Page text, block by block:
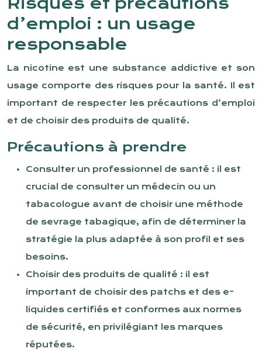
d’emploi : un usage
responsable
La nicotine est une substance addictive et son
usage comporte des risques pour la santé. Il est
important de respecter les précautions d’emploi
et de choisir des produits de qualité.
Précautions à prendre
Consulter un professionnel de santé : il est
crucial de consulter un médecin ou un
tabacologue avant de choisir une méthode
de sevrage tabagique, afin de déterminer la
stratégie la plus adaptée à son profil et ses
besoins.
Choisir des produits de qualité : il est
important de choisir des patchs et des e-
liquides certifiés et conformes aux normes
de sécurité, en privilégiant les marques
réputées.